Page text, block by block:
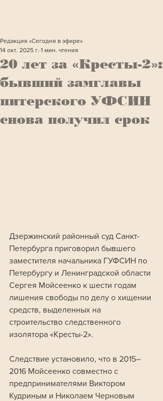
20 лет за «Кресты-2»:
бывший замглавы
питерского УФСИН
снова получил срок
Редакция «Сегодня в эфире»
14 окт. 2025 г. 1 мин. чтения
Дзержинский районный суд Санкт-
Петербурга приговорил бывшего
заместителя начальника ГУФСИН по
Петербургу и Ленинградской области
Сергея Мойсеенко к шести годам
лишения свободы по делу о хищении
средств, выделенных на
строительство следственного
изолятора «Кресты-2».
Следствие установило, что в 2015–
2016 Мойсеенко совместно с
предпринимателями Виктором
Кудриным и Николаем Черновым